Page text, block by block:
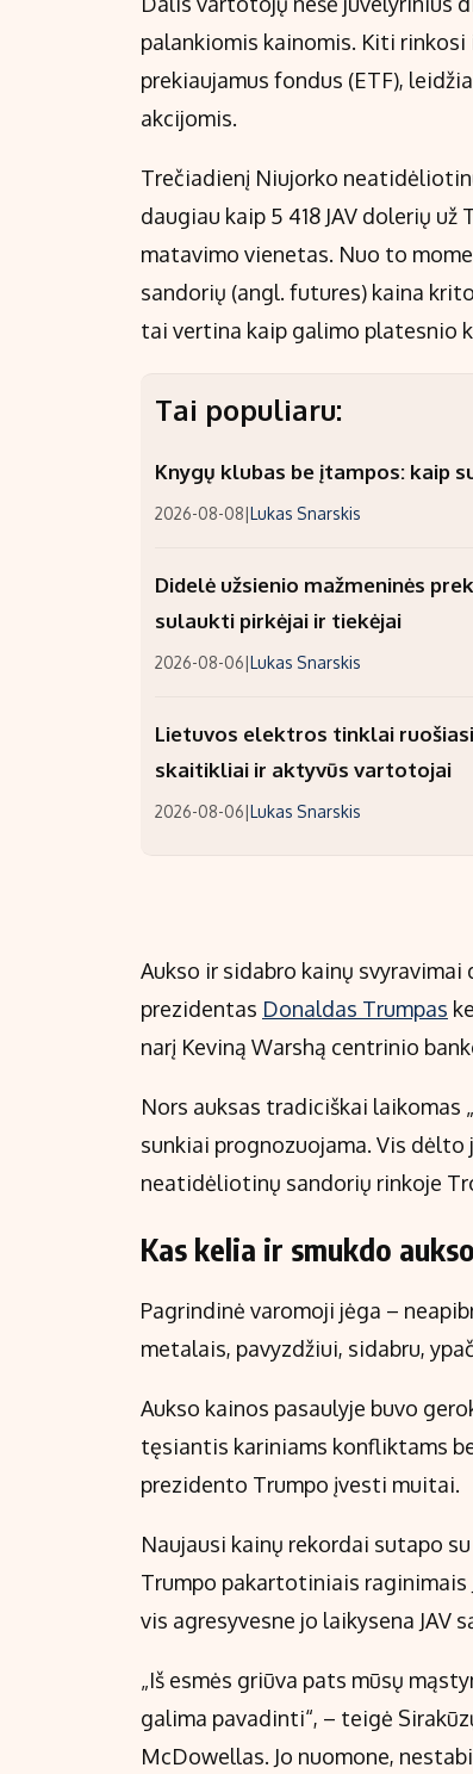
palankiomis kainomis. Kiti
prekiaujamus fondus (ETF),
akcijomis.
Trečiadienį Niujorko
daugiau kaip 5 418 JAV dolerių
matavimo vienetas. Nuo to
sandorių (angl. futures) kaina
tai vertina kaip galimo platesnio
Tai populiaru:
Knygų klubas be įtampos: kaip
2026-08-08|Lukas Snarskis
Didelė užsienio mažmeninės
sulaukti pirkėjai ir tiekėjai
2026-08-06|Lukas Snarskis
Lietuvos elektros tinklai
skaitikliai ir aktyvūs vartotojai
2026-08-06|Lukas Snarskis
Aukso ir sidabro kainų svyravimai
prezidentas Donaldas Trumpas
narį Keviną Warshą centrinio
Nors auksas tradiciškai laikomas
sunkiai prognozuojama. Vis
neatidėliotinų sandorių rinkoje
Kas kelia ir smukdo
Pagrindinė varomoji jėga –
metalais, pavyzdžiui, sidabru,
Aukso kainos pasaulyje buvo
tęsiantis kariniams konfliktams
prezidento Trumpo įvesti muitai.
Naujausi kainų rekordai sutapo
Trumpo pakartotiniais
vis agresyvesne jo laikysena JAV
„Iš esmės griūva pats mūsų
galima pavadinti“, – teigė
McDowellas. Jo nuomone,